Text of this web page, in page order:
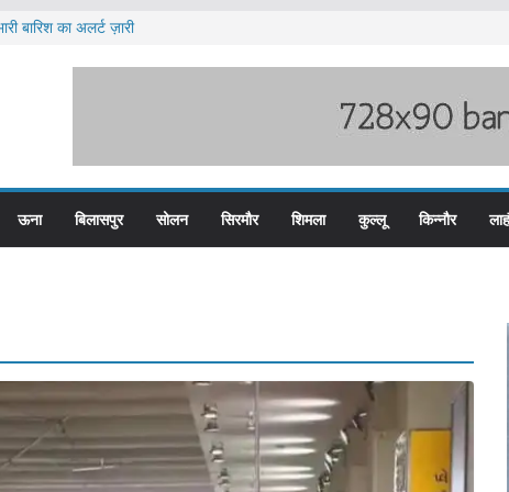
बारिश का अलर्ट ज़ारी
ऊना बिलासपुर सोलन सिरमौर शिमला कुल्लू किन्नौर